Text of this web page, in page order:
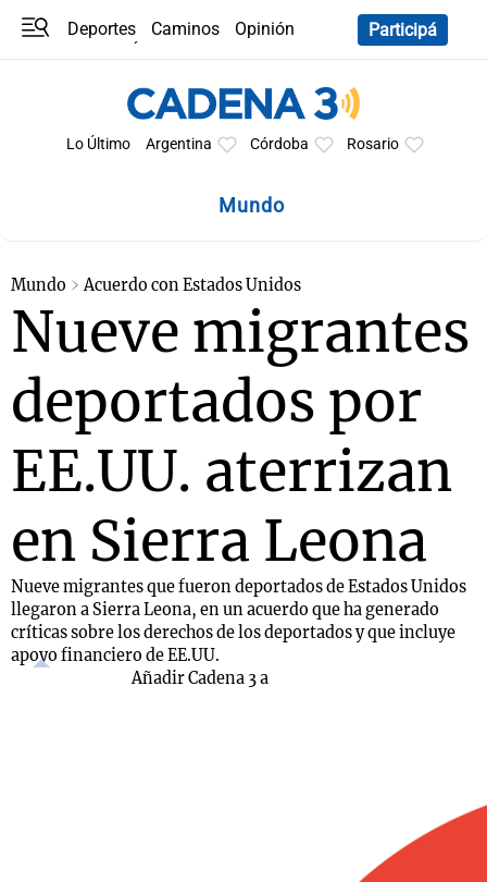
Deportes Caminos
Opinión
Participá
Lo Último Argentina Córdoba Rosario
Mundo
Mundo Acuerdo con Estados Unidos
Nueve migrantes
deportados por
EE.UU. aterrizan
en Sierra Leona
Nueve migrantes que fueron deportados de Estados Unidos
llegaron a Sierra Leona, en un acuerdo que ha generado
críticas sobre los derechos de los deportados y que incluye
apoyo financiero de EE.UU.
Añadir Cadena 3 a